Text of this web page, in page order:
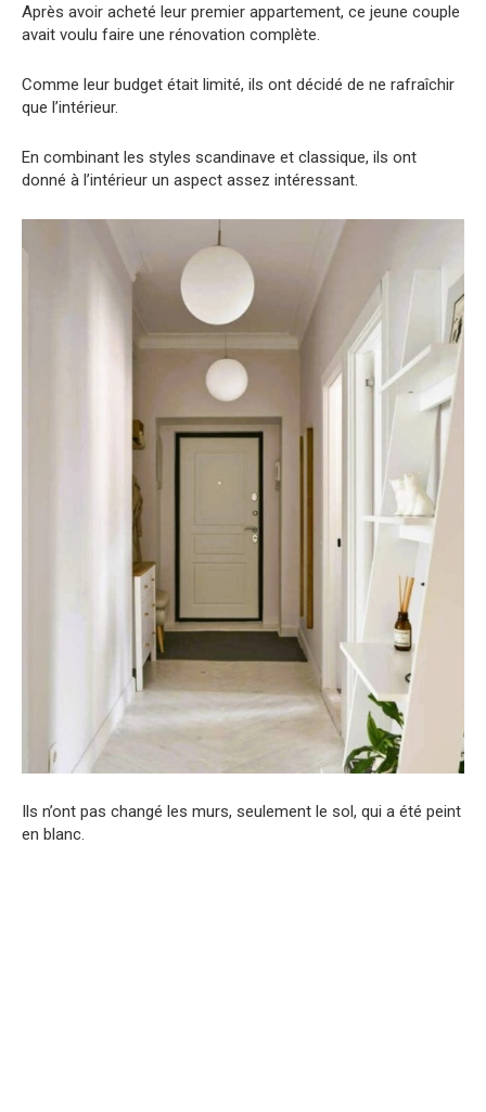
Après avoir acheté leur premier appartement, ce jeune couple
avait voulu faire une rénovation complète.
Comme leur budget était limité, ils ont décidé de ne rafraîchir
que l’intérieur.
En combinant les styles scandinave et classique, ils ont
donné à l’intérieur un aspect assez intéressant.
Ils n’ont pas changé les murs, seulement le sol, qui a été peint
en blanc.